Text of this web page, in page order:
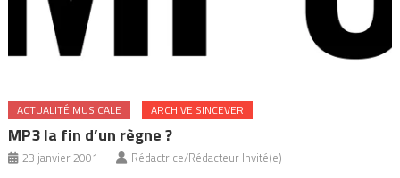
ACTUALITÉ MUSICALE ARCHIVE SINCEVER
MP3 la fin d’un règne ?
23 janvier 2001 Rédactrice/Rédacteur Invité(e)